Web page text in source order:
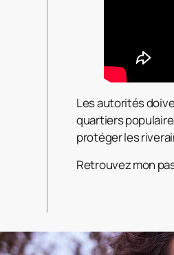
Les autorités
quartiers
protéger les
Retrouvez mon